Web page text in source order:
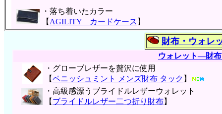
・落ち着いたカラー
【 AGILITY カードケース 】
財布・ウォレ
ウォレット―財
・グローブレザーを贅沢に使用
【ペニッシュミント メンズ財布 タック 】
・高級感漂うブライドルレザーウォレット
【 ブライドルレザー二つ折り財布】